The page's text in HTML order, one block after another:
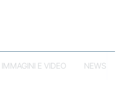
IMMAGINI E VIDEO NEWS